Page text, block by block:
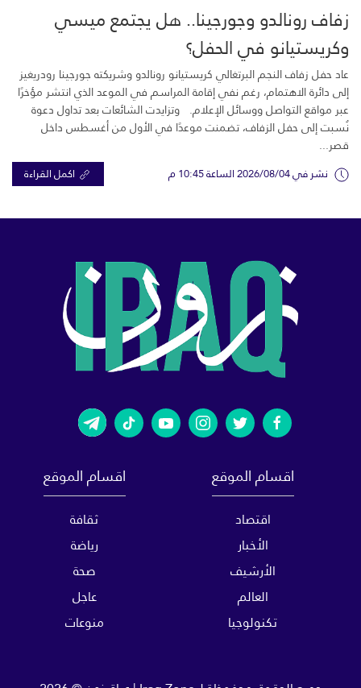
زفاف رونالدو وجورجينا.. هل يجتمع ميسي
وكريستيانو في الحفل؟
عاد حفل زفاف النجم البرتغالي كريستيانو رونالدو وشريكته جورجينا رودريغيز
إلى دائرة الاهتمام، رغم نفي إقامة المراسم في الموعد الذي انتشر مؤخرًا
عبر مواقع التواصل ووسائل الإعلام. وتزايدت الشائعات بعد تداول دعوة
نُسبت إلى حفل الزفاف، تضمنت موعدًا في الأول من أغسطس داخل
قصر...
نشر في 2026/08/04 الساعة 10:45 م اكمل القراءة
اقسام الموقع
اقتصاد
الأخبار
الأرشيف
العالم
تكنولوجيا
اقسام الموقع
ثقافة
رياضة
صحة
عاجل
منوعات